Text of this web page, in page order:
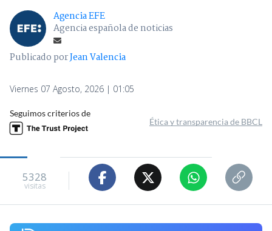
Agencia EFE
Agencia española de noticias
Publicado porJean Valencia
Viernes 07 Agosto, 2026 | 01:05
Seguimos criterios de
Ética y transparencia de BBCL
5328
visitas